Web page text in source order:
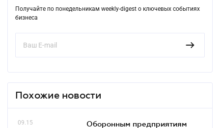
Получайте по понедельникам weekly-digest о ключевых событиях
бизнеса
Похожие новости
09.15
Оборонным предприятиям